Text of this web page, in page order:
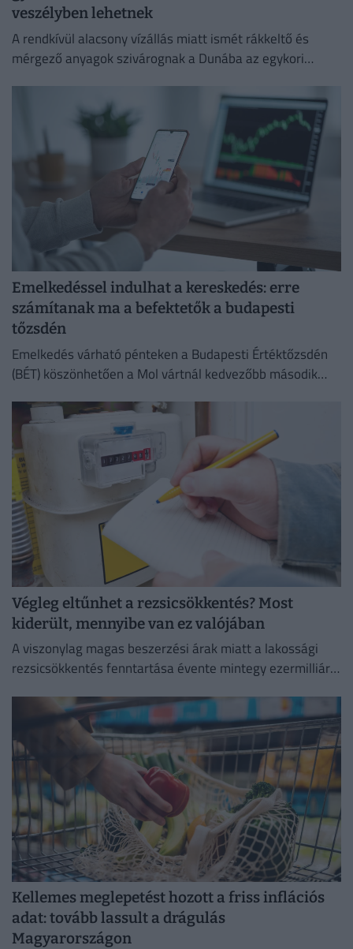
veszélyben lehetnek
A rendkívül alacsony vízállás miatt ismét rákkeltő és
mérgező anyagok szivárognak a Dunába az egykori
Emelkedéssel indulhat a kereskedés: erre
számítanak ma a befektetők a budapesti
tőzsdén
Emelkedés várható pénteken a Budapesti Értéktőzsdén
(BÉT) köszönhetően a Mol vártnál kedvezőbb második
elemzője szerint.
Végleg eltűnhet a rezsicsökkentés? Most
kiderült, mennyibe van ez valójában
A viszonylag magas beszerzési árak miatt a lakossági
rezsicsökkentés fenntartása évente mintegy ezermilliárd
Kellemes meglepetést hozott a friss inflációs
adat: tovább lassult a drágulás
Magyarországon